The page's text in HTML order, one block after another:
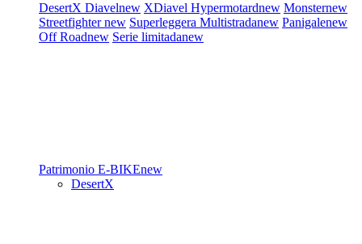
DesertX Diavelnew XDiavel Hypermotardnew Monsternew
Streetfighternew Superleggera Multistradanew Panigalenew
Off Roadnew Serie limitadanew
Patrimonio E-BIKEnew
DesertX